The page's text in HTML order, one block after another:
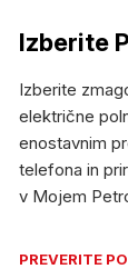
Izberite
Izberite
električne
enostavnim
telefona in
v Mojem
PREVERITE